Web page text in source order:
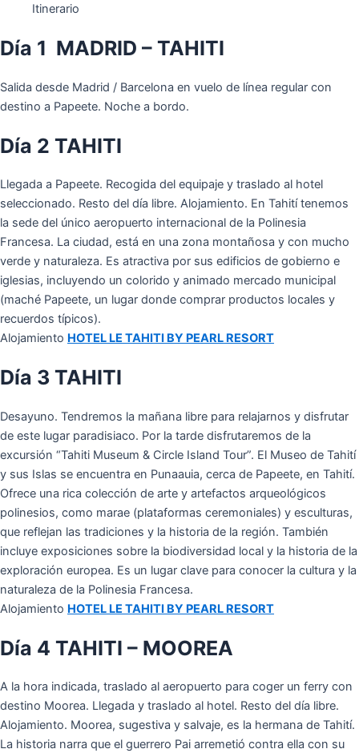
Itinerario
Día 1 MADRID – TAHITI
Salida desde Madrid / Barcelona en vuelo de línea regular con
destino a Papeete. Noche a bordo.
Día 2 TAHITI
Llegada a Papeete. Recogida del equipaje y traslado al hotel
seleccionado. Resto del día libre. Alojamiento. En Tahití tenemos
la sede del único aeropuerto internacional de la Polinesia
Francesa. La ciudad, está en una zona montañosa y con mucho
verde y naturaleza. Es atractiva por sus edificios de gobierno e
iglesias, incluyendo un colorido y animado mercado municipal
(maché Papeete, un lugar donde comprar productos locales y
recuerdos típicos).
Alojamiento HOTEL LE TAHITI BY PEARL RESORT
Día 3 TAHITI
Desayuno. Tendremos la mañana libre para relajarnos y disfrutar
de este lugar paradisiaco. Por la tarde disfrutaremos de la
excursión “Tahiti Museum & Circle Island Tour”. El Museo de Tahití
y sus Islas se encuentra en Punaauia, cerca de Papeete, en Tahití.
Ofrece una rica colección de arte y artefactos arqueológicos
polinesios, como marae (plataformas ceremoniales) y esculturas,
que reflejan las tradiciones y la historia de la región. También
incluye exposiciones sobre la biodiversidad local y la historia de la
exploración europea. Es un lugar clave para conocer la cultura y la
naturaleza de la Polinesia Francesa.
Alojamiento HOTEL LE TAHITI BY PEARL RESORT
Día 4 TAHITI – MOOREA
A la hora indicada, traslado al aeropuerto para coger un ferry con
destino Moorea. Llegada y traslado al hotel. Resto del día libre.
Alojamiento. Moorea, sugestiva y salvaje, es la hermana de Tahití.
La historia narra que el guerrero Pai arremetió contra ella con su